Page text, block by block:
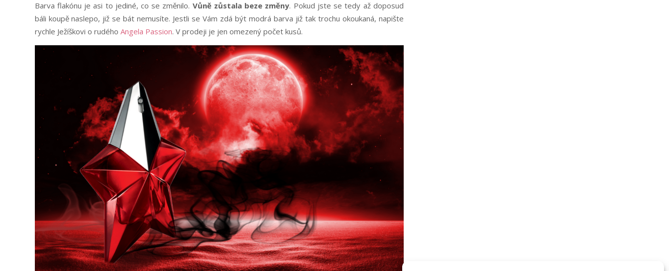
Barva flakónu je asi to jediné, co se změnilo. Vůně zůstala beze změny. Pokud jste se tedy až doposud
báli koupě naslepo, již se bát nemusíte. Jestli se Vám zdá být modrá barva již tak trochu okoukaná, napište
rychle Ježíškovi o rudého Angela Passion. V prodeji je jen omezený počet kusů.